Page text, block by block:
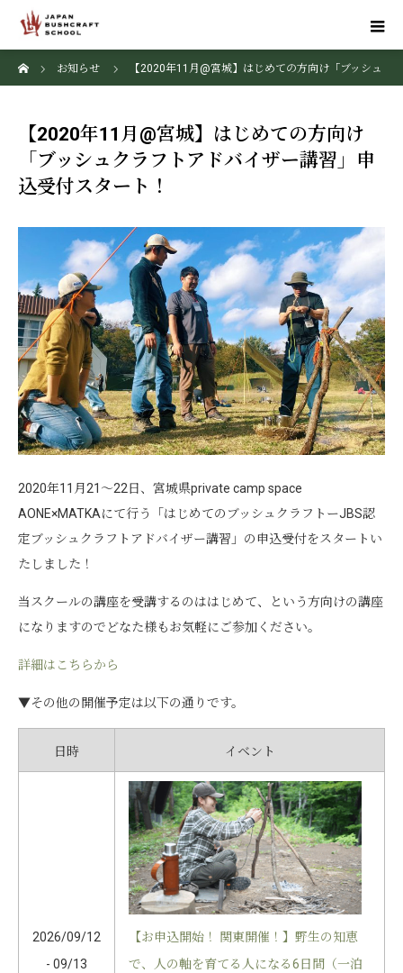
お知らせ
【2020年11月@宮城】はじめての方向け「ブッシュ
【2020年11月@宮城】はじめての方向け
「ブッシュクラフトアドバイザー講習」申
込受付スタート！
2020年11月21～22日、宮城県private camp space
AONE×MATKAにて行う「はじめてのブッシュクラフトーJBS認
定ブッシュクラフトアドバイザー講習」の申込受付をスタートい
たしました！
当スクールの講座を受講するのははじめて、という方向けの講座
になりますのでどなた様もお気軽にご参加ください。
詳細はこちらから
▼その他の開催予定は以下の通りです。
日時 イベント
2026/09/12
- 09/13
【お申込開始！ 関東開催！】野生の知恵
で、人の軸を育てる人になる6日間（一泊